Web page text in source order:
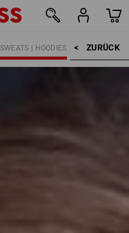
ZURÜCK    >
SWEATS | HOODIES